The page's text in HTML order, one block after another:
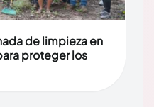
de limpieza en
proteger los